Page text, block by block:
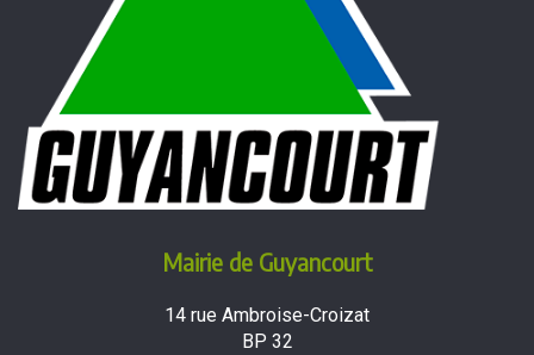
Mairie de Guyancourt
14 rue Ambroise-Croizat
BP 32